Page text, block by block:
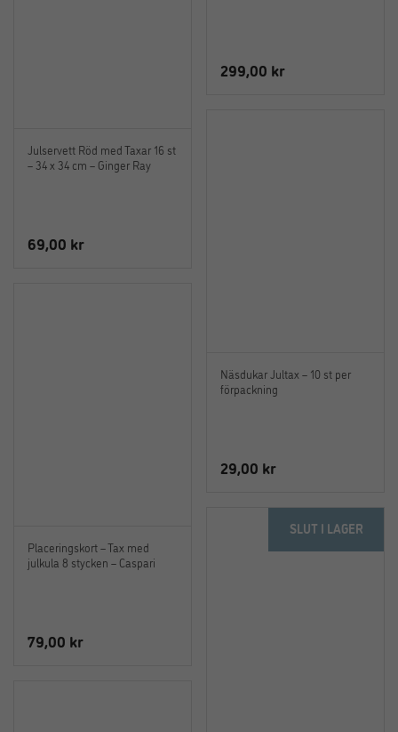
299,00 kr
Julservett Röd med Taxar 16 st
– 34 x 34 cm – Ginger Ray
69,00 kr
Näsdukar Jultax – 10 st per
förpackning
29,00 kr
Placeringskort – Tax med
julkula 8 stycken – Caspari
79,00 kr
SLUT I LAGER